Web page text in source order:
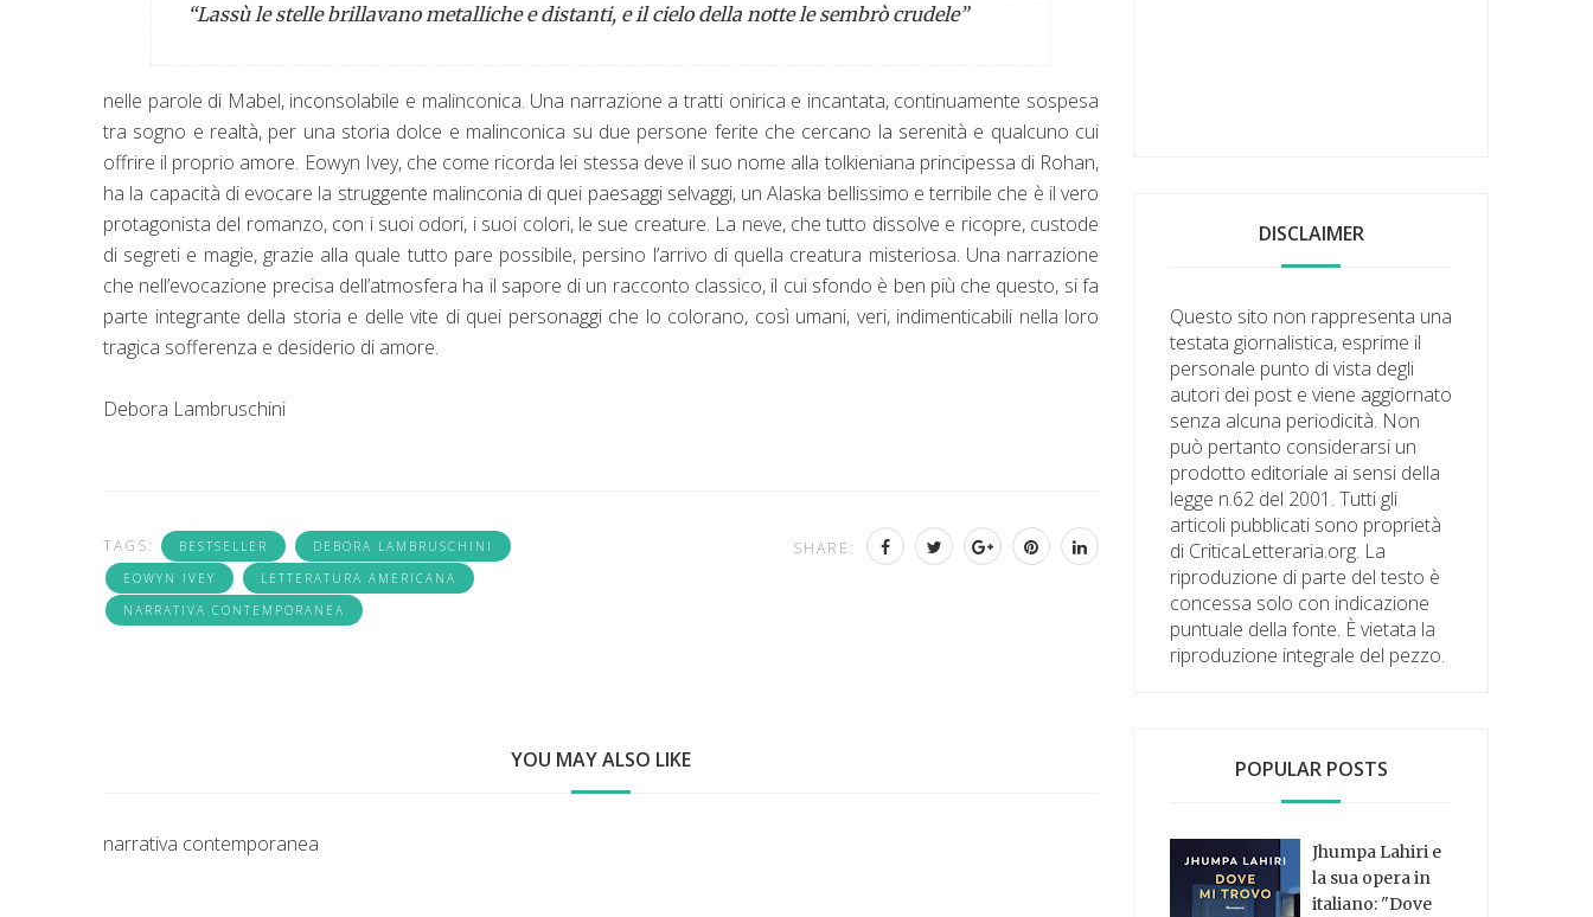
“Lassù le stelle brillavano metalliche e distanti, e il cielo della notte le sembrò crudele”
nelle parole di Mabel, inconsolabile e malinconica. Una narrazione a tratti onirica e incantata, continuamente sospesa
tra sogno e realtà, per una storia dolce e malinconica su due persone ferite che cercano la serenità e qualcuno cui
offrire il proprio amore. Eowyn Ivey, che come ricorda lei stessa deve il suo nome alla tolkieniana principessa di Rohan,
ha la capacità di evocare la struggente malinconia di quei paesaggi selvaggi, un Alaska bellissimo e terribile che è il vero
protagonista del romanzo, con i suoi odori, i suoi colori, le sue creature. La neve, che tutto dissolve e ricopre, custode
di segreti e magie, grazie alla quale tutto pare possibile, persino l’arrivo di quella creatura misteriosa. Una narrazione
che nell’evocazione precisa dell’atmosfera ha il sapore di un racconto classico, il cui sfondo è ben più che questo, si fa
parte integrante della storia e delle vite di quei personaggi che lo colorano, così umani, veri, indimenticabili nella loro
tragica sofferenza e desiderio di amore.
Debora Lambruschini
TAGS: BESTSELLER
DEBORA LAMBRUSCHINI
EOWYN IVEY
LETTERATURA AMERICANA
NARRATIVA CONTEMPORANEA
SHARE:
YOU MAY ALSO LIKE
narrativa contemporanea
DISCLAIMER
Questo sito non rappresenta una
testata giornalistica, esprime il
personale punto di vista degli
autori dei post e viene aggiornato
senza alcuna periodicità. Non
può pertanto considerarsi un
prodotto editoriale ai sensi della
legge n.62 del 2001. Tutti gli
articoli pubblicati sono proprietà
di CriticaLetteraria.org. La
riproduzione di parte del testo è
concessa solo con indicazione
puntuale della fonte. È vietata la
riproduzione integrale del pezzo.
POPULAR POSTS
Jhumpa Lahiri e
la sua opera in
italiano: "Dove